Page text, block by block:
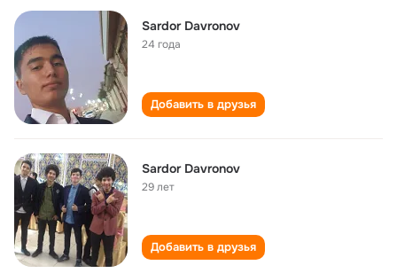
Sardor Davronov
24 года
Добавить в друзья
Sardor Davronov
29 лет
Добавить в друзья